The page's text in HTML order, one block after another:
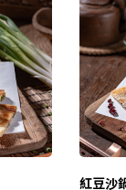
紅豆沙